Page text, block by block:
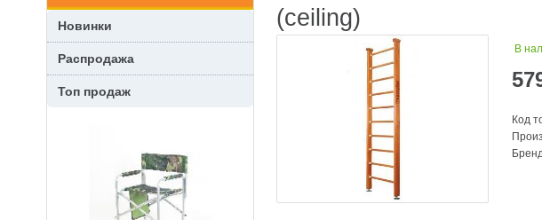
(ceiling)
В
Код
Новинки
Распродажа
Топ продаж